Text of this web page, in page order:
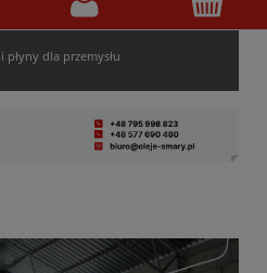
płyny dla przemysłu